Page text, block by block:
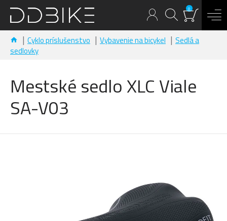
0
Cyklo príslušenstvo Vybavenie na bicykel
Sedlá a
sedlovky
Mestské sedlo XLC Viale
SA-V03